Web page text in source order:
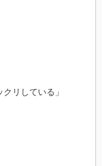
リしている」